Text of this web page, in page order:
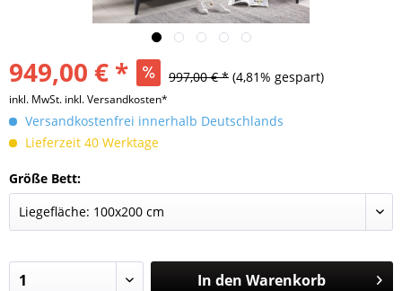
949,00 € * 997,00 € * (4,81% gespart)
inkl. MwSt. inkl. Versandkosten*
Versandkostenfrei innerhalb Deutschlands
Lieferzeit 40 Werktage
Größe Bett:
In den Warenkorb